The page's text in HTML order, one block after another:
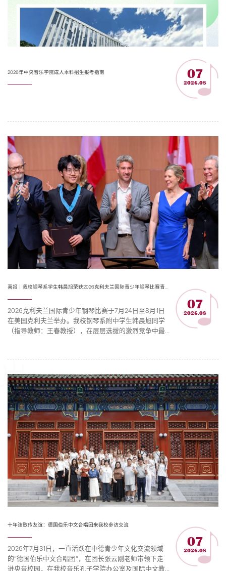
2026年中央音乐学院成人本科招生报考指南 07
2026.08
2026克利夫兰国际青少年钢琴比赛于7月24日至8月1日
在美国克利夫兰举办。我校钢琴系附中学生韩晨旭同学
（指导教师：王春教授），在层层选拔的激烈竞争中最
德国、法国等多个国家，经过第一轮视频预选，确定50
初赛，最终全球13位选手晋级半决赛。赛事的半决赛包
含独奏与室内乐...
07
2026.08
十年弦歌传友谊：德国伯乐中文合唱团来我校参访交流
2026年7月31日，一直活跃在中德青少年文化交流领域
的“德国伯乐中文合唱团”，在团长张云刚老师带领下走
进央音校园，在我校音乐孔子学院办公室及国际中文教
07
2026.08